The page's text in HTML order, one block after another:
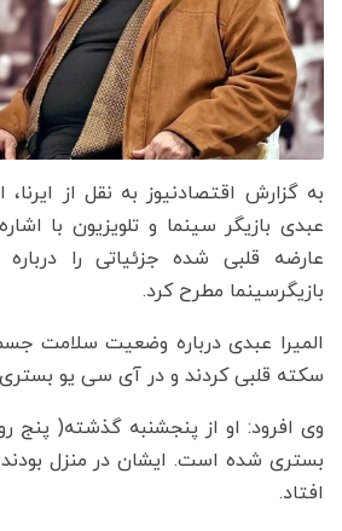
به گزارش اقتصادنیوز به نقل از ایرنا،
عبدی بازیگر سینما و تلویزیون با
عارضه قلبی شده جزئیاتی را
بازیگرسینما مطرح کرد.
المیرا عبدی درباره وضعیت سلامت
سکته قلبی کردند و در آی سی یو
وی افرود: او از پنجشنبه گذشته(
بستری شده است. ایشان در منزل بودند
افتاد.